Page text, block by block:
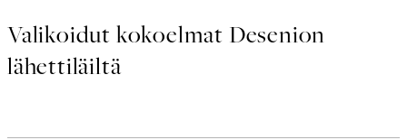
Valikoidut kokoelmat Desenion
lähettiläiltä